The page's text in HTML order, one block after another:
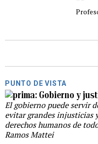
PUNTO DE VISTA
Gobierno y
El gobierno puede servir
evitar grandes injusticias
derechos humanos de
Ramos Mattei